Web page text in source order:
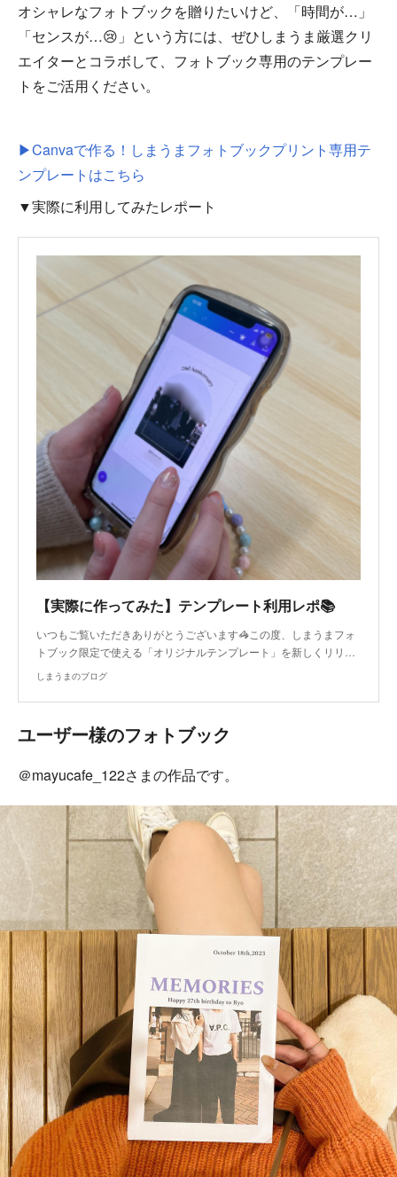
オシャレなフォトブックを贈りたいけど、「時間が…」
「センスが…😢」という方には、ぜひしまうま厳選クリ
エイターとコラボして、フォトブック専用のテンプレー
トをご活用ください。
▶Canvaで作る！しまうまフォトブックプリント専用テ
ンプレートはこちら
▼実際に利用してみたレポート
【実際に作ってみた】テンプレート利用レポ📚
いつもご覧いただきありがとうございます🦓この度、しまうまフォ
トブック限定で使える「オリジナルテンプレート」を新しくリリ…
しまうまのブログ
ユーザー様のフォトブック
＠mayucafe_122さまの作品です。